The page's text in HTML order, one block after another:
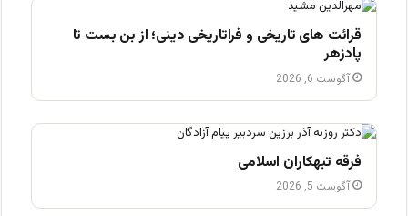
قرائت های تاریخی و فراتاریخی دینی؛ از بن بست تا
پادزهر
آگوست 6, 2026
فرقه تبهکاران اسلامی
آگوست 5, 2026